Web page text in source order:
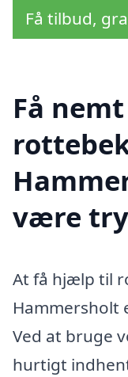
Få tilbud,
Få
være
At få hjælp til
Hammersholt
Ved at bruge
hurtigt